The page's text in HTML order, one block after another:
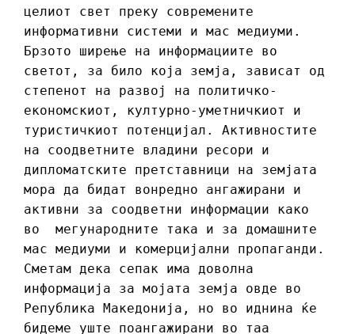
целиот свет преку современите
информативни системи и мас медиуми.
Брзото ширење на информациите во
светот, за било која земја, зависат од
степенот на развој на политичко-
економскиот, културно-уметничкиот и
туристичкиот потенцијал. Активностите
на соодветните владини ресори и
дипломатските претставници на земјата
мора да бидат вонредно ангажирани и
активни за соодветни информации како
во мегународните така и за домашните
мас медиуми и комерцијални пропаганди.
Сметам дека сепак има доволна
информација за мојата земја овде во
Република Македонија, но во иднина ќе
бидеме уште поангажирани во таа